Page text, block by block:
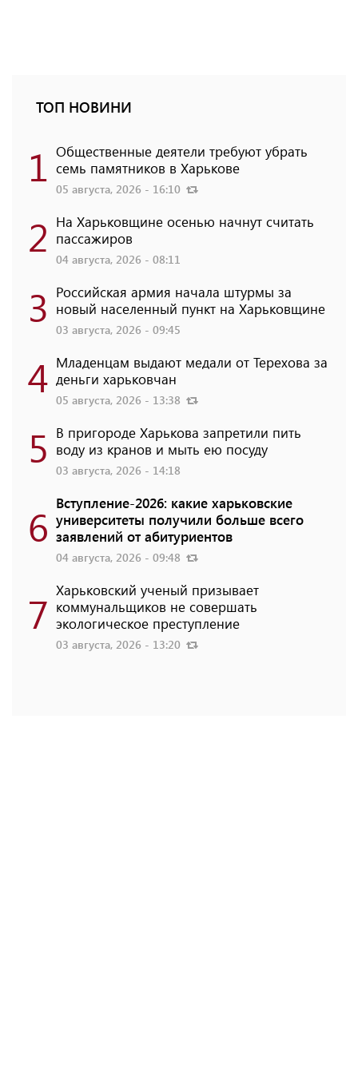
ТОП НОВИНИ
1 Общественные деятели требуют убрать
семь памятников в Харькове
05 августа, 2026 - 16:10
2 На Харьковщине осенью начнут считать
пассажиров
04 августа, 2026 - 08:11
3 Российская армия начала штурмы за
новый населенный пункт на Харьковщине
03 августа, 2026 - 09:45
4 Младенцам выдают медали от Терехова за
деньги харьковчан
05 августа, 2026 - 13:38
5 В пригороде Харькова запретили пить
воду из кранов и мыть ею посуду
03 августа, 2026 - 14:18
6 Вступление-2026: какие харьковские
университеты получили больше всего
заявлений от абитуриентов
04 августа, 2026 - 09:48
7 Харьковский ученый призывает
коммунальщиков не совершать
экологическое преступление
03 августа, 2026 - 13:20